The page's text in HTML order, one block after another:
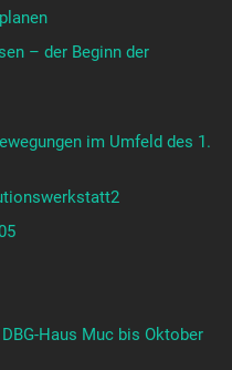
– der Beginn der
im Umfeld des 1.
Haus Muc bis Oktober